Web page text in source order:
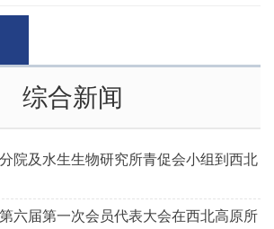
综合新闻
院及水生生物研究所青促会小组到西北
六届第一次会员代表大会在西北高原所